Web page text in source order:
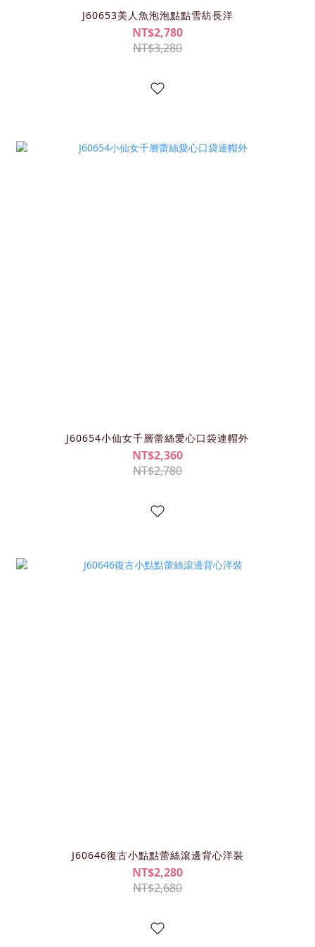
J60653美人魚泡泡點點雪紡長洋
NT$2,780
NT$3,280
J60654小仙女千層蕾絲愛心口袋連帽外
NT$2,360
NT$2,780
J60646復古小點點蕾絲滾邊背心洋裝
NT$2,280
NT$2,680